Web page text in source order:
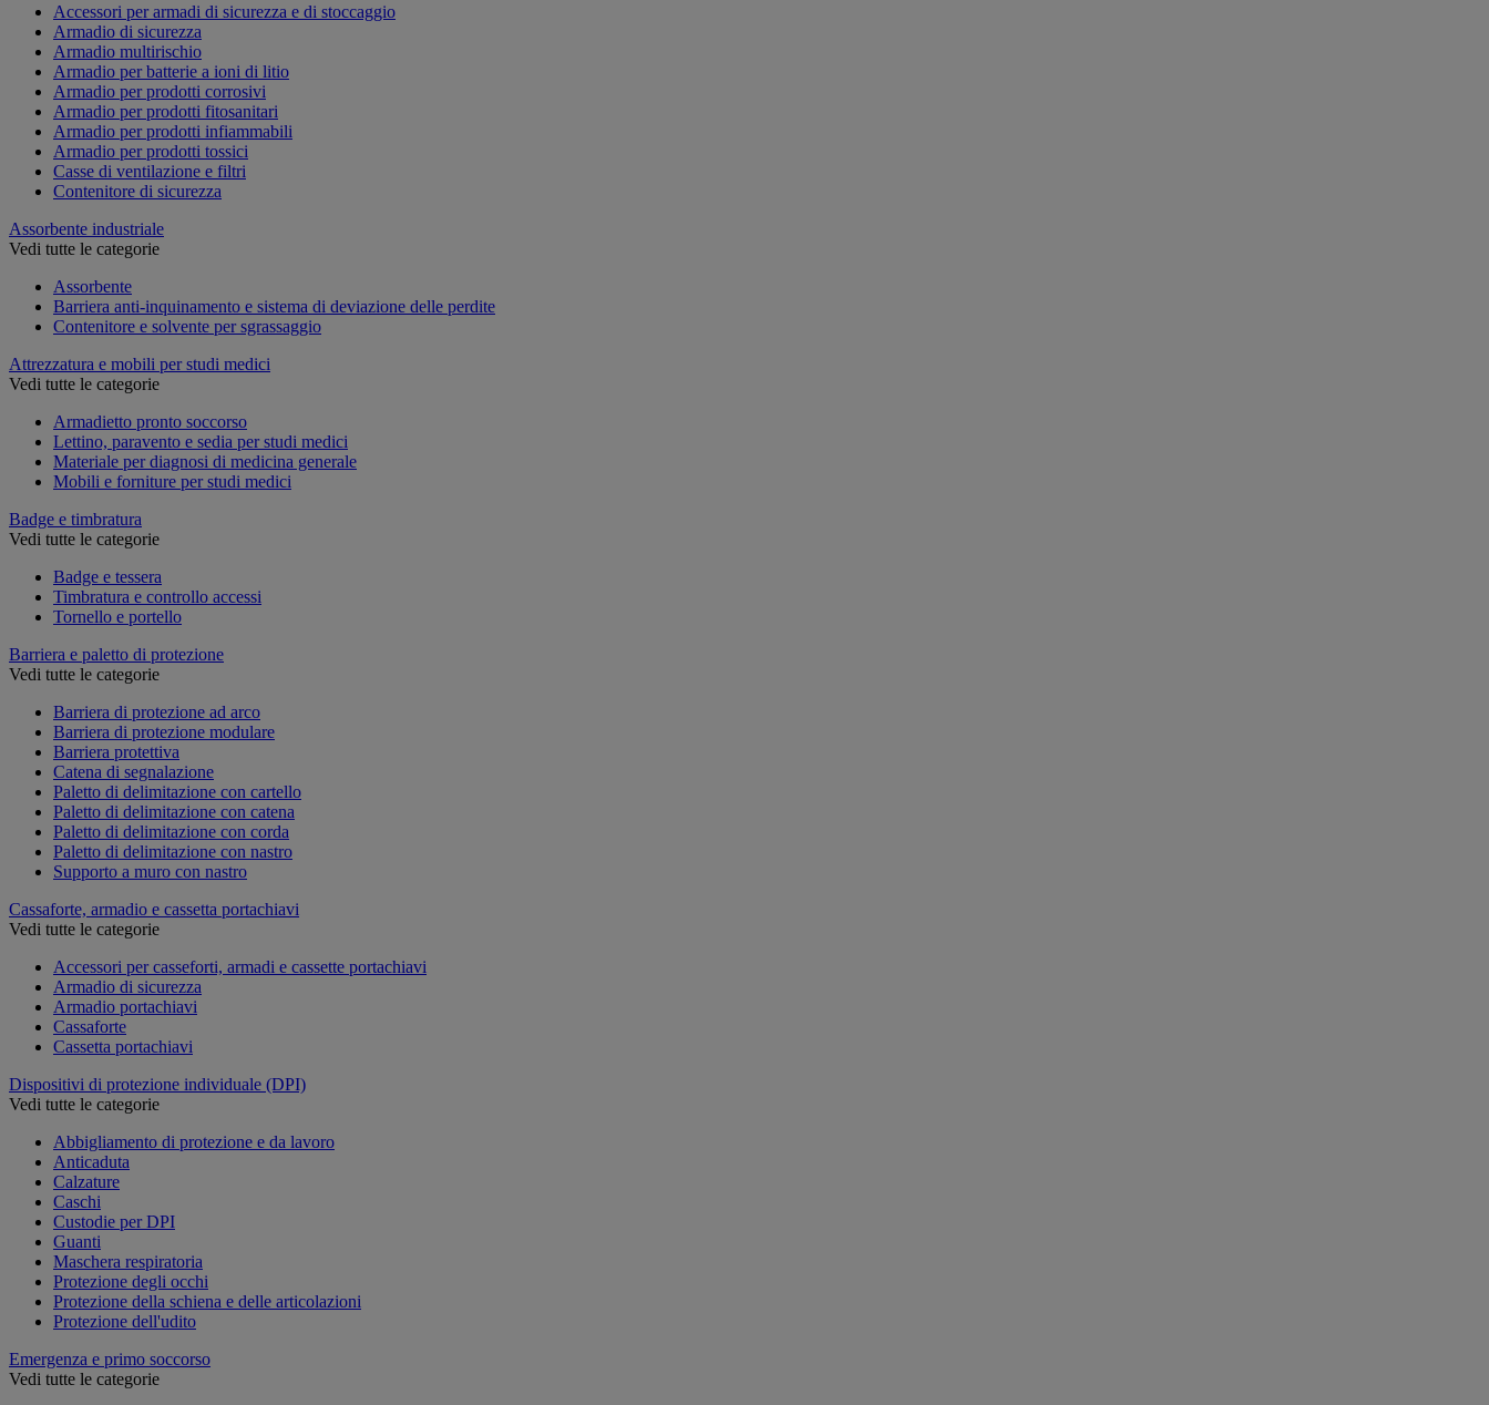
Accessori per armadi di sicurezza e di stoccaggio
Armadio di sicurezza
Armadio multirischio
Armadio per batterie a ioni di litio
Armadio per prodotti corrosivi
Armadio per prodotti fitosanitari
Armadio per prodotti infiammabili
Armadio per prodotti tossici
Casse di ventilazione e filtri
Contenitore di sicurezza
Assorbente industriale
Vedi tutte le categorie
Assorbente
Barriera anti-inquinamento e sistema di deviazione delle perdite
Contenitore e solvente per sgrassaggio
Attrezzatura e mobili per studi medici
Vedi tutte le categorie
Armadietto pronto soccorso
Lettino, paravento e sedia per studi medici
Materiale per diagnosi di medicina generale
Mobili e forniture per studi medici
Badge e timbratura
Vedi tutte le categorie
Badge e tessera
Timbratura e controllo accessi
Tornello e portello
Barriera e paletto di protezione
Vedi tutte le categorie
Barriera di protezione ad arco
Barriera di protezione modulare
Barriera protettiva
Catena di segnalazione
Paletto di delimitazione con cartello
Paletto di delimitazione con catena
Paletto di delimitazione con corda
Paletto di delimitazione con nastro
Supporto a muro con nastro
Cassaforte, armadio e cassetta portachiavi
Vedi tutte le categorie
Accessori per casseforti, armadi e cassette portachiavi
Armadio di sicurezza
Armadio portachiavi
Cassaforte
Cassetta portachiavi
Dispositivi di protezione individuale (DPI)
Vedi tutte le categorie
Abbigliamento di protezione e da lavoro
Anticaduta
Calzature
Caschi
Custodie per DPI
Guanti
Maschera respiratoria
Protezione degli occhi
Protezione della schiena e delle articolazioni
Protezione dell'udito
Emergenza e primo soccorso
Vedi tutte le categorie